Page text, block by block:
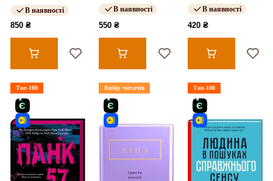
В наявності
850 ₴
В наявності
550 ₴
В наявності
420 ₴
Топ-100 Вибір читачів Топ-100